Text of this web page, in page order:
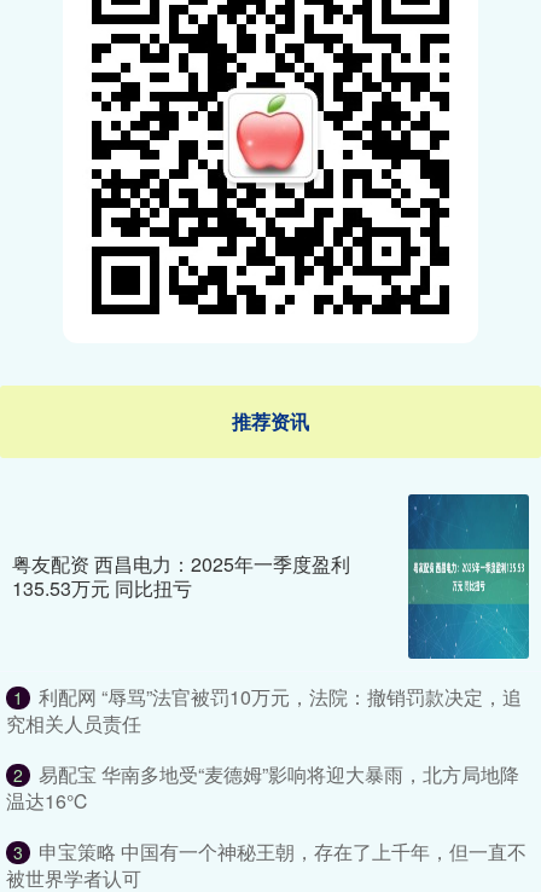
推荐资讯
粤友配资 西昌电力：2025年一季度盈利
135.53万元 同比扭亏
1
利配网 “辱骂”法官被罚10万元，法院：撤销罚款决定，追
究相关人员责任
2
易配宝 华南多地受“麦德姆”影响将迎大暴雨，北方局地降
温达16℃
3
申宝策略 中国有一个神秘王朝，存在了上千年，但一直不
被世界学者认可